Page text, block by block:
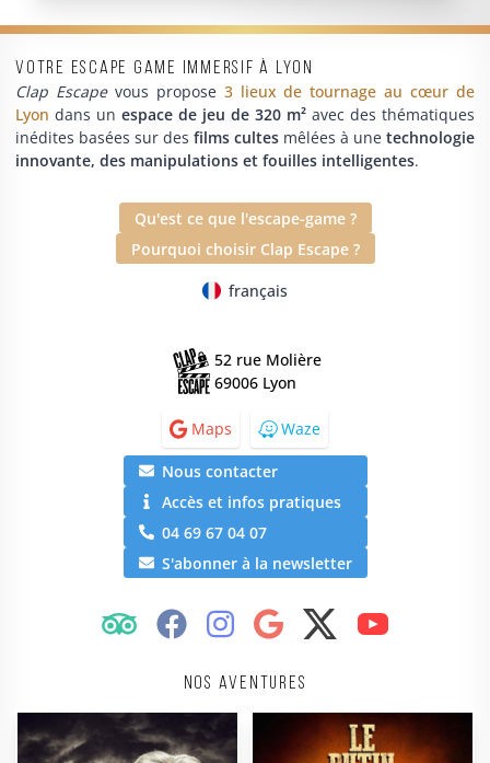
Votre escape game immersif à Lyon
Clap Escapevous propose 3 lieux de tournage au cœur de
Lyon dans un espace de jeu de 320 m² avec des thématiques
inédites basées sur des films cultes mêlées à une technologie
innovante, des manipulations et fouilles intelligentes.
Qu'est ce que l'escape-game ?
Pourquoi choisir Clap Escape ?
français
Nos aventures
52 rue Molière
69006 Lyon
Maps Waze
Nous contacter
Accès et infos pratiques
04 69 67 04 07
S'abonner à la newsletter